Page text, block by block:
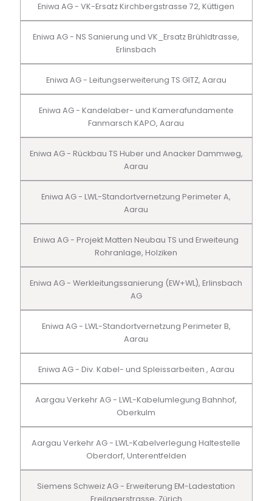
Eniwa AG - VK-Ersatz Kirchbergstrasse 72, Küttigen
Eniwa AG - NS Sanierung und VK_Ersatz Brühldtrasse,
Erlinsbach
Eniwa AG - Leitungserweiterung TS GITZ, Aarau
Eniwa AG - Kandelaber- und Kamerafundamente
Fanmarsch KAPO, Aarau
Eniwa AG - Rückbau TS Huber und Anacker Dammweg,
Aarau
Eniwa AG - LWL-Standortvernetzung Perimeter A,
Aarau
Eniwa AG - Projekt Matten Neubau TS und Erweiteung
Rohranlage, Holziken
Eniwa AG - Werkleitungssanierung (EW+WL), Erlinsbach
AG
Eniwa AG - LWL-Standortvernetzung Perimeter B,
Aarau
Eniwa AG - Div. Kabel- und Spleissarbeiten , Aarau
Aargau Verkehr AG - LWL-Kabelumlegung Bahnhof,
Oberkulm
Aargau Verkehr AG - LWL-Kabelverlegung Haltestelle
Oberdorf, Unterentfelden
Siemens Schweiz AG - Erweiterung EM-Ladestation
Freilagerstrasse, Zürich